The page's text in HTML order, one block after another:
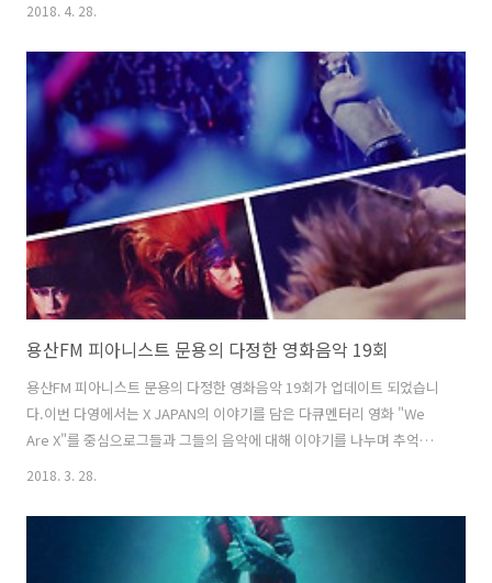
둘기 비둘기게스트 비둘게 님이다 이제ㅋㅋㅋ 다정한 영화음악 20회 녹
음은 문타라스튜디오에서 이뤄졌습니다. 그럼 용산FM 피아니스트 문용
의 다정한 영화음악 20회를 들어보시기 바랍니다.댓글과 좋아요는 커다
란 힘이 됩니다 :) 팟티: https://www.podty.me/episode/14229930
팟빵: http://www.podbbang.com/ch/760..
2018. 4. 28.
용산FM 피아니스트 문용의 다정한 영화음악 19회
용산FM 피아니스트 문용의 다정한 영화음악 19회가 업데이트 되었습니
다.이번 다영에서는 X JAPAN의 이야기를 담은 다큐멘터리 영화 "We
Are X"를 중심으로그들과 그들의 음악에 대해 이야기를 나누며 추억을
트 문용의 다정한 영화음악 19회를 들어보시기 바랍니다.댓글과 좋아요
https://www.podty.me/episode/14229929팟빵:
2018. 3. 28.